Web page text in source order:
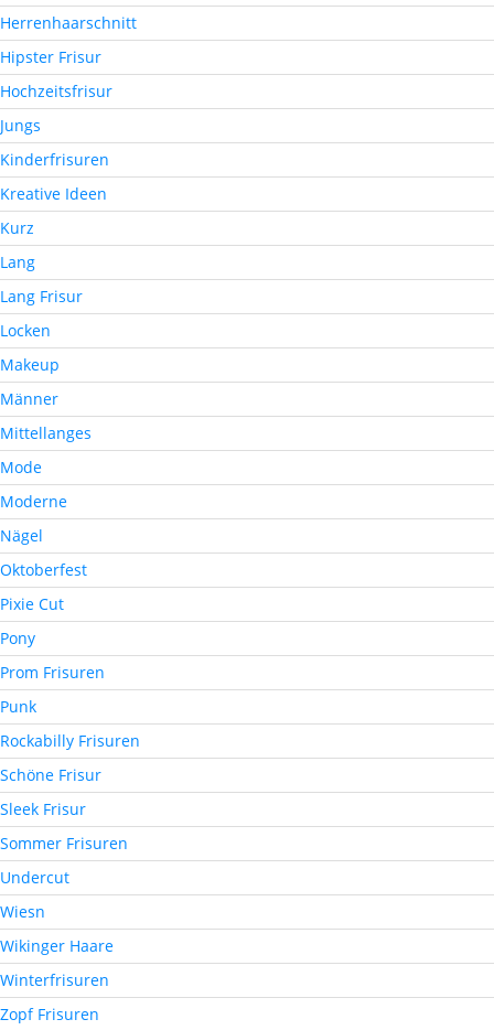
Herrenhaarschnitt
Hipster Frisur
Hochzeitsfrisur
Jungs
Kinderfrisuren
Kreative Ideen
Kurz
Lang
Lang Frisur
Locken
Makeup
Männer
Mittellanges
Mode
Moderne
Nägel
Oktoberfest
Pixie Cut
Pony
Prom Frisuren
Punk
Rockabilly Frisuren
Schöne Frisur
Sleek Frisur
Sommer Frisuren
Undercut
Wiesn
Wikinger Haare
Winterfrisuren
Zopf Frisuren